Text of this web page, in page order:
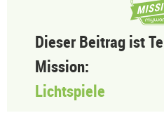
Dieser Beitrag ist
Mission:
Lichtspiele